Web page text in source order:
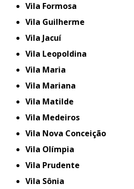
Vila Formosa
Vila Guilherme
Vila Jacuí
Vila Leopoldina
Vila Maria
Vila Mariana
Vila Matilde
Vila Medeiros
Vila Nova Conceição
Vila Olímpia
Vila Prudente
Vila Sônia